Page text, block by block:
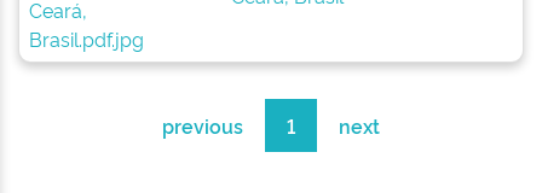
previous 1 next